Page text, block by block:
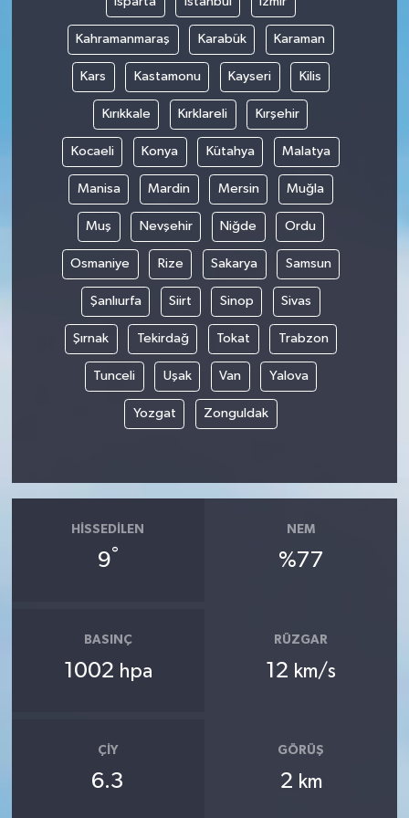
Kahramanmaraş Karabük Karaman
Kars Kastamonu Kayseri Kilis
Kırıkkale Kırklareli Kırşehir
Kocaeli Konya Kütahya Malatya
Manisa Mardin Mersin Muğla
Muş Nevşehir Niğde Ordu
Osmaniye Rize Sakarya Samsun
Şanlıurfa Siirt Sinop Sivas
Şırnak Tekirdağ Tokat Trabzon
Tunceli Uşak Van Yalova
Yozgat Zonguldak
HISSEDILEN
9°
NEM
%77
BASINÇ
1002 hpa
RÜZGAR
12 km/s
ÇIY
6.3
GÖRÜŞ
2 km